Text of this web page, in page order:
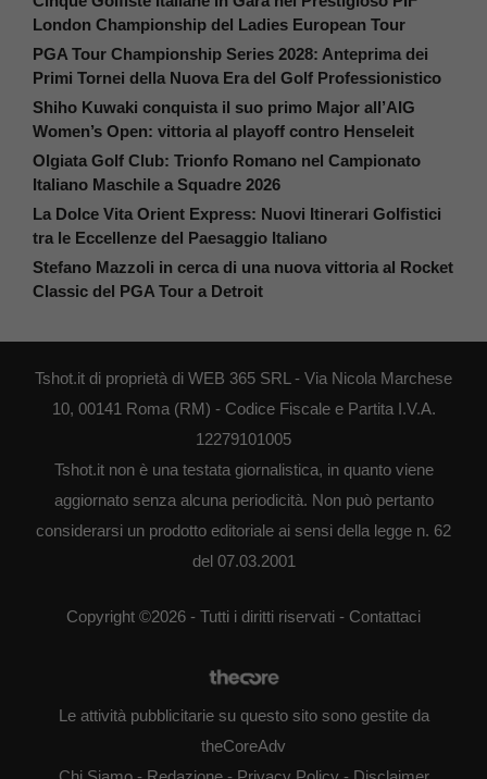
London Championship del Ladies European Tour
PGA Tour Championship Series 2028: Anteprima dei
Primi Tornei della Nuova Era del Golf Professionistico
Shiho Kuwaki conquista il suo primo Major all’AIG
Women’s Open: vittoria al playoff contro Henseleit
Olgiata Golf Club: Trionfo Romano nel Campionato
Italiano Maschile a Squadre 2026
La Dolce Vita Orient Express: Nuovi Itinerari Golfistici
tra le Eccellenze del Paesaggio Italiano
Stefano Mazzoli in cerca di una nuova vittoria al Rocket
Classic del PGA Tour a Detroit
Tshot.it di proprietà di WEB 365 SRL - Via Nicola Marchese
10, 00141 Roma (RM) - Codice Fiscale e Partita I.V.A.
12279101005
Tshot.it non è una testata giornalistica, in quanto viene
aggiornato senza alcuna periodicità. Non può pertanto
considerarsi un prodotto editoriale ai sensi della legge n. 62
del 07.03.2001
Copyright ©2026 - Tutti i diritti riservati - Contattaci
Le attività pubblicitarie su questo sito sono gestite da
theCoreAdv